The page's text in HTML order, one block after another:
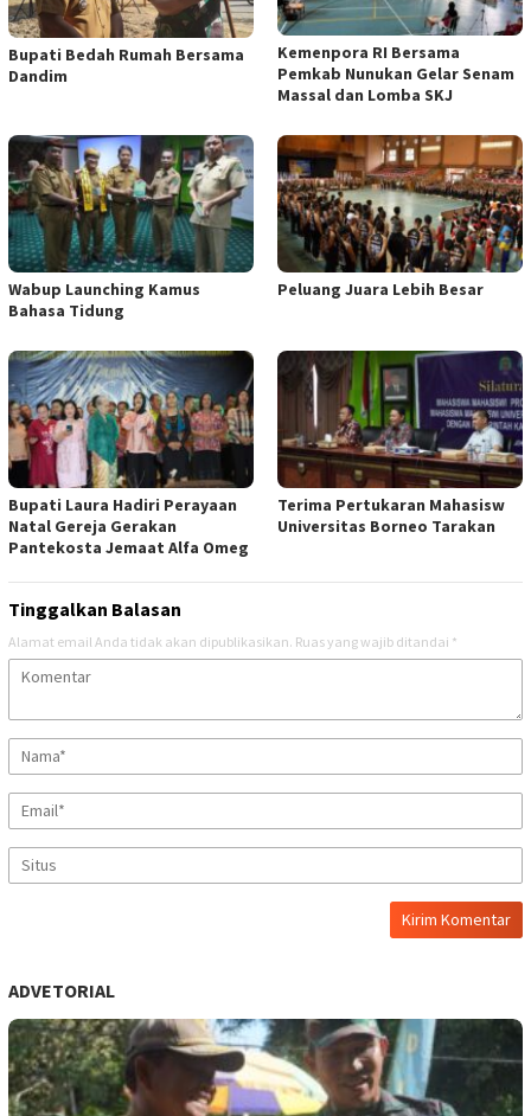
Bupati Bedah Rumah Bersama
Dandim
Kemenpora RI Bersama
Pemkab Nunukan Gelar Senam
Massal dan Lomba SKJ
Wabup Launching Kamus
Bahasa Tidung
Peluang Juara Lebih Besar
Bupati Laura Hadiri Perayaan
Natal Gereja Gerakan
Pantekosta Jemaat Alfa Omeg
Terima Pertukaran Mahasisw
Universitas Borneo Tarakan
Tinggalkan Balasan
Alamat email Anda tidak akan dipublikasikan. Ruas yang wajib ditandai *
ADVETORIAL